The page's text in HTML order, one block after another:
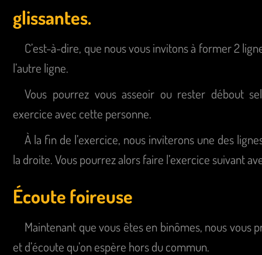
glissantes.
C’est-à-dire, que nous vous invitons à former 2
l’autre ligne.
Vous pourrez vous asseoir ou rester débout
exercice avec cette personne.
À la fin de l’exercice, nous inviterons une des
la droite. Vous pourrez alors faire l’exercice suivant
Écoute foireuse
Maintenant que vous êtes en binômes, nous vous
et d’écoute qu’on espère hors du commun.